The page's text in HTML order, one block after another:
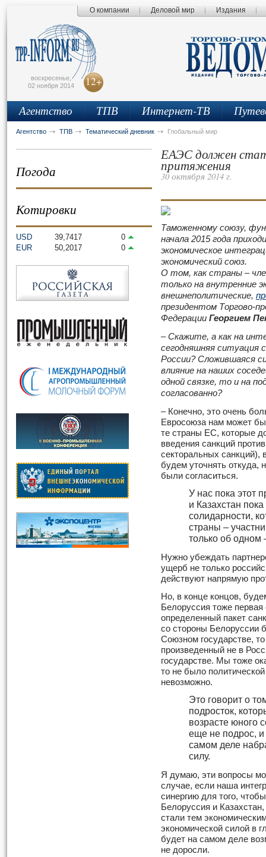
О компании Деловой мир Издания
воскресенье,
02 ноября 2014
12+
Агентство ТПВ Интернет-ТВ
Агентство ТПВ Тематический дневник Глобальный мир
Погода
Котировки
USD 39,7417
0
EUR
50,2017 0
ЕАЭС должен
притяжения
30 октября 2014 г.
Таможенному союзу,
начала 2015 года
экономическое
экономический союз.
О том, как страны –
только на внутренние
внешнеполитические,
президентом Торгово-
Федерации Георгием
– Скажите, а как на
сегодняшняя ситуация
России? Сложившаяся
влияние на наших
одной связке, то и на
согласованно?
– Конечно, это очень
Евросоюза нам может
те страны ЕС, которые
введения санкций
секторальных санкций),
будем уточнять откуда,
были согласиться.
У нас пока этот
и Казахстан
солидарности,
страны –
только об одном
Нужно убеждать
ущерб не только
действуют напрямую
Но, в конце концов,
Белоруссия тоже первая
определенный пакет
со стороны Белоруссии
Союзном государстве,
произведенный не в
государстве. Мы тоже
то не было
невозможно.
Это говорит о
подросток,
возрасте юного
еще не подрос, и
самом деле
силу.
Я думаю, эти вопросы
случае, если наша
синергию для того,
Белоруссия и
стали тем
экономической силой в
будет на самом деле
не доросли.